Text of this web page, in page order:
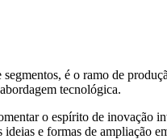
é o ramo de
tecnológica.
o espírito de
e formas de ampliação